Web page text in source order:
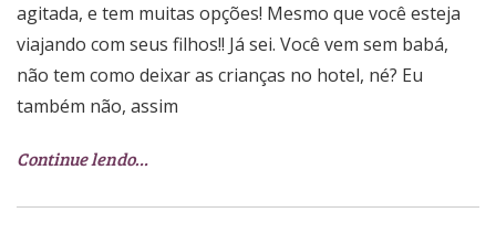
agitada, e tem muitas opções! Mesmo que você esteja
viajando com seus filhos!! Já sei. Você vem sem babá,
não tem como deixar as crianças no hotel, né? Eu
também não, assim
Continue lendo…